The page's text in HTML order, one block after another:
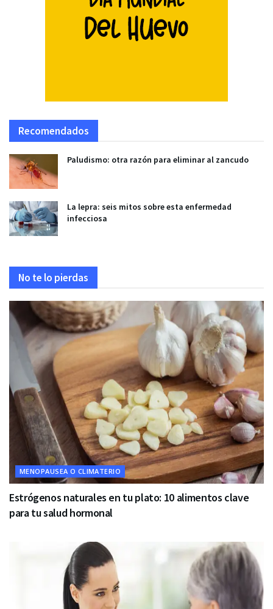
Recomendados
Paludismo: otra razón para eliminar al zancudo
La lepra: seis mitos sobre esta enfermedad
infecciosa
No te lo pierdas
MENOPAUSEA O CLIMATERIO
Estrógenos naturales en tu plato: 10 alimentos clave
para tu salud hormonal